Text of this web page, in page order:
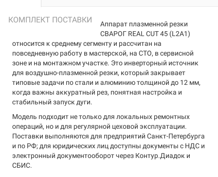
КОМПЛЕКТ ПОСТАВКИ
Аппарат плазменной резки
СВАРОГ REAL CUT 45 (L2А1)
относится к среднему сегменту и рассчитан на
повседневную работу в мастерской, на СТО, в сервисной
зоне и на монтажном участке. Это инверторный источник
для воздушно-плазменной резки, который закрывает
типовые задачи по стали и алюминию толщиной до 12 мм,
когда важны аккуратный рез, понятная настройка и
стабильный запуск дуги.
Модель подходит не только для локальных ремонтных
операций, но и для регулярной цеховой эксплуатации.
Поставки выполняются для предприятий Санкт-Петербурга
и по РФ; для юридических лиц доступны документы с НДС и
электронный документооборот через Контур.Диадок и
СБИС.